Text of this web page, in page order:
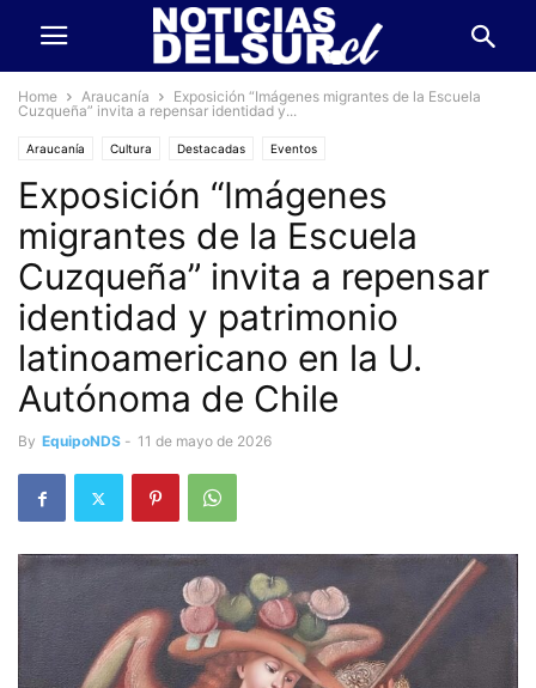
Home Araucanía
Exposición “Imágenes migrantes de la Escuela
Cuzqueña” invita a repensar identidad y...
Araucanía Cultura Destacadas Eventos
Exposición “Imágenes
migrantes de la Escuela
Cuzqueña” invita a repensar
identidad y patrimonio
latinoamericano en la U.
Autónoma de Chile
By EquipoNDS - 11 de mayo de 2026